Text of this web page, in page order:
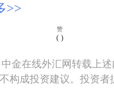
>>
赞
( )
金在线外汇网转载上
构成投资建议。投资